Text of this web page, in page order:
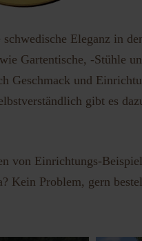
Eleganz in
Gartentische, -Stühle
Geschmack und
gibt es
von Einrichtungs-
Kein Problem, gern